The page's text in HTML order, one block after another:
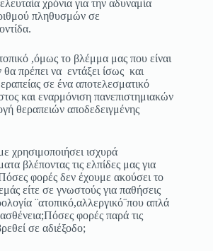
χρόνια για την αδυναμία
πληθυσμών σε
,όμως το βλέμμα μας που είναι
πρέπει να εντάξει ίσως και
σε ένα αποτελεσματικό
και εναρμόνιση πανεπιστημιακών
θεραπειών αποδεδειγμένης
χρησιμοποιήσει ισχυρά
βλέποντας τις ελπίδες μας για
φορές δεν έχουμε ακούσει το
είτε σε γνωστούς για παθήσεις
¨ατοπικό,αλλεργικό¨που απλά
φορές παρά τις
σε αδιέξοδο;